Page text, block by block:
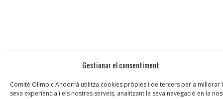
Gestionar el consentiment
Comitè Olímpic Andorrà utilitza cookies pròpies i de tercers per a millorar
seva experiència i els nostres serveis, analitzant la seva navegació en la